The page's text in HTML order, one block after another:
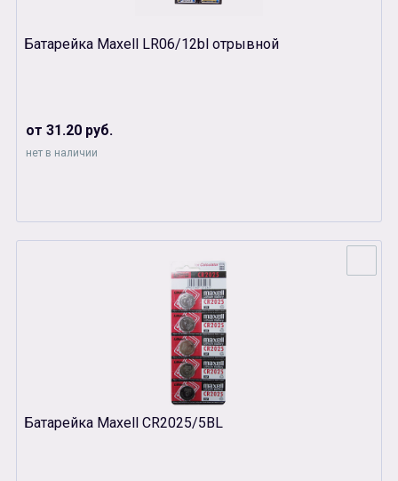
Батарейка Maxell LR06/12bl отрывной
от 31.20 руб.
нет в наличии
Батарейка Maxell CR2025/5BL